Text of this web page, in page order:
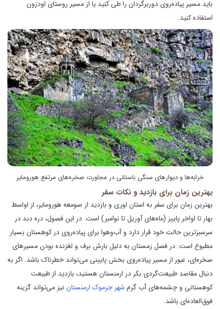
باید مسیر پیاده‌روی دوربرگردان را طی کنید یا از مسیر روستای اودزون
استفاده کنید.
خرابه‌ها و دیوارهای سنگی باستانی در مجاورت صخره‌های مرتفع هورومایر
بهترین زمان برای بازدید و نکات سفر
بهترین زمان برای سفر به استان لوری و بازدید از صومعه هورومایر، از اواسط
بهار تا اواخر پاییز (ماه‌های آوریل تا نوامبر) است. در این فصول، دره دبد در
سرسبزترین حالت خود قرار دارد و آب‌وهوا برای پیاده‌روی در کوهستان بسیار
مطبوع است. در فصل زمستان به دلیل بارش برف و لغزنده بودن مسیرهای
صخره‌ای، عبور از مسیر پیاده‌روی بخش پایینی می‌تواند خطرناک باشد. اگر به
دنبال مقاصد طبیعت‌گردی بکر در ارمنستان هستید، بازدید از طبیعت
کوهستانی و چشمه‌های آب گرم شهر جرموک ارمنستان نیز می‌تواند گزینه
فوق‌العاده‌ای باشد.